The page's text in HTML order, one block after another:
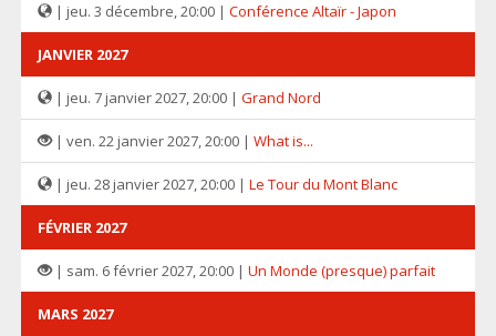
| jeu. 3 décembre, 20:00 | Conférence Altaïr - Japon
JANVIER 2027
| jeu. 7 janvier 2027, 20:00 | Grand Nord
| ven. 22 janvier 2027, 20:00 | What is...
| jeu. 28 janvier 2027, 20:00 | Le Tour du Mont Blanc
FÉVRIER 2027
| sam. 6 février 2027, 20:00 | Un Monde (presque) parfait
MARS 2027